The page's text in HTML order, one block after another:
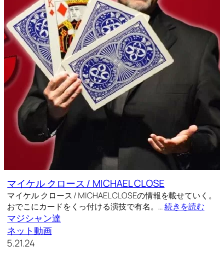
マイケル クロース / MICHAEL CLOSE
マイケル クロース / MICHAEL CLOSEの情報を載せていく。
おでこにカードをくっ付ける演技で有名。…続きを読む
マジシャン達
ネット動画
5.21.24